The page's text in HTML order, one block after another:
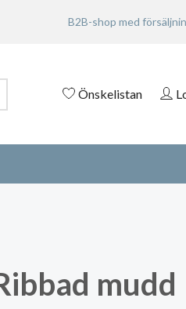
B2B-shop med
Önskelistan
mudd